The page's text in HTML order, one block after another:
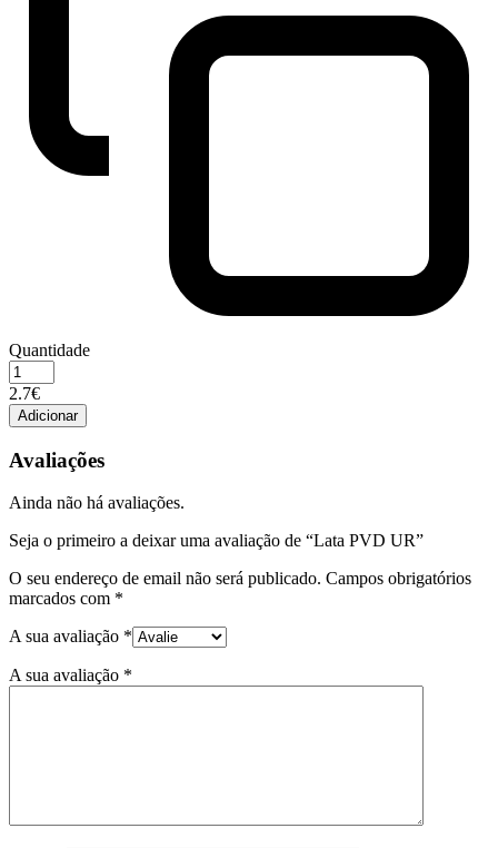
Quantidade
Quantidade
de
Lata
PVD
UR
2.7€
Adicionar
Avaliações
Ainda não há avaliações.
Seja o primeiro a deixar uma avaliação de “Lata PVD UR”
O seu endereço de email não será publicado. Campos obrigatórios
marcados com *
A sua avaliação *
A sua avaliação *